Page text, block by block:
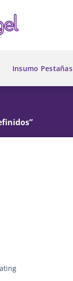
Insumo Pestañas